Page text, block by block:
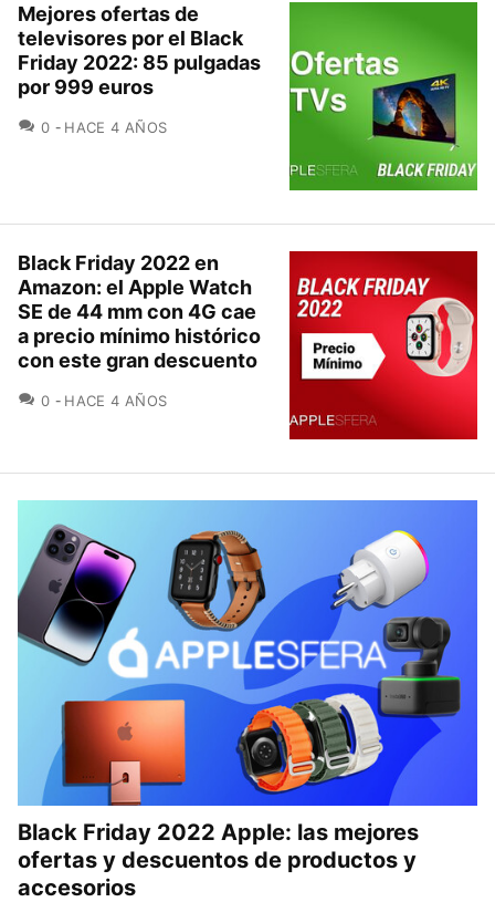
Mejores ofertas de
televisores por el Black
Friday 2022: 85 pulgadas
por 999 euros
0 COMENTARIOS
HACE 4 AÑOS
Black Friday 2022 en
Amazon: el Apple Watch
SE de 44 mm con 4G cae
a precio mínimo histórico
con este gran descuento
0 COMENTARIOS
HACE 4 AÑOS
Black Friday 2022 Apple: las mejores
ofertas y descuentos de productos y
accesorios